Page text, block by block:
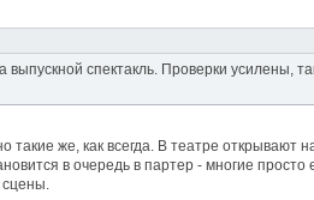
выпускной спектакль. Проверки
же, как всегда. В театре
в очередь в партер - многие
сцены.